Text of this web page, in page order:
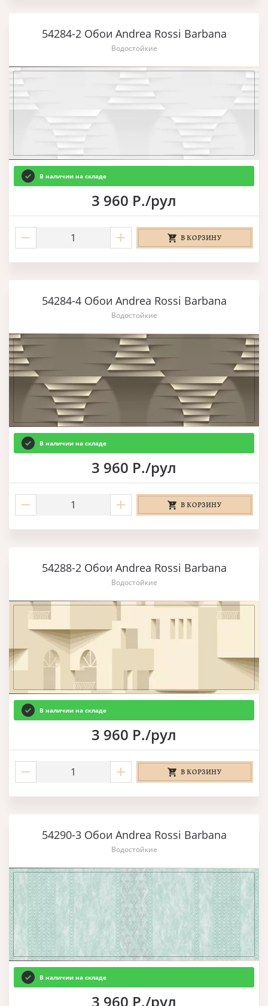
54284-2 Обои Andrea Rossi Barbana
Водостойкие
В наличии на складе
3 960 Р./рул
В КОРЗИНУ
54284-4 Обои Andrea Rossi Barbana
Водостойкие
В наличии на складе
3 960 Р./рул
В КОРЗИНУ
54288-2 Обои Andrea Rossi Barbana
Водостойкие
В наличии на складе
3 960 Р./рул
В КОРЗИНУ
54290-3 Обои Andrea Rossi Barbana
Водостойкие
В наличии на складе
3 960 Р./рул